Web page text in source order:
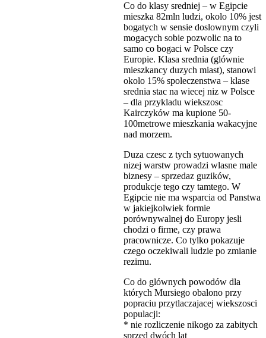
Co do klasy sredniej – w Egipcie
mieszka 82mln ludzi, okolo 10% jest
bogatych w sensie doslownym czyli
mogacych sobie pozwolic na to
samo co bogaci w Polsce czy
Europie. Klasa srednia (glównie
mieszkancy duzych miast), stanowi
okolo 15% spoleczenstwa – klase
srednia stac na wiecej niz w Polsce
– dla przykladu wiekszosc
Kairczyków ma kupione 50-
100metrowe mieszkania wakacyjne
nad morzem.
Duza czesc z tych sytuowanych
nizej warstw prowadzi wlasne male
biznesy – sprzedaz guzików,
produkcje tego czy tamtego. W
Egipcie nie ma wsparcia od Panstwa
w jakiejkolwiek formie
porównywalnej do Europy jesli
chodzi o firme, czy prawa
pracownicze. Co tylko pokazuje
czego oczekiwali ludzie po zmianie
rezimu.
Co do glównych powodów dla
których Mursiego obalono przy
popraciu przytlaczajacej wiekszosci
populacji:
* nie rozliczenie nikogo za zabitych
sprzed dwóch lat